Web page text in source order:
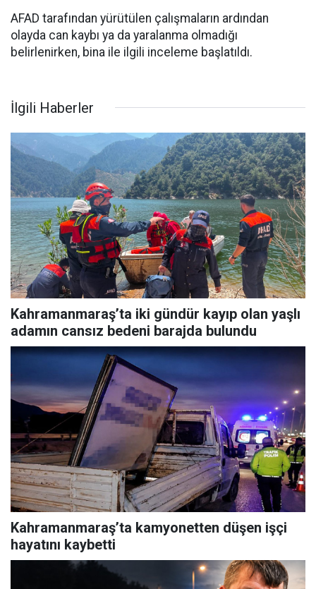
AFAD tarafından yürütülen çalışmaların ardından
olayda can kaybı ya da yaralanma olmadığı
belirlenirken, bina ile ilgili inceleme başlatıldı.
İlgili Haberler
Kahramanmaraş’ta iki gündür kayıp olan yaşlı
adamın cansız bedeni barajda bulundu
Kahramanmaraş’ta kamyonetten düşen işçi
hayatını kaybetti